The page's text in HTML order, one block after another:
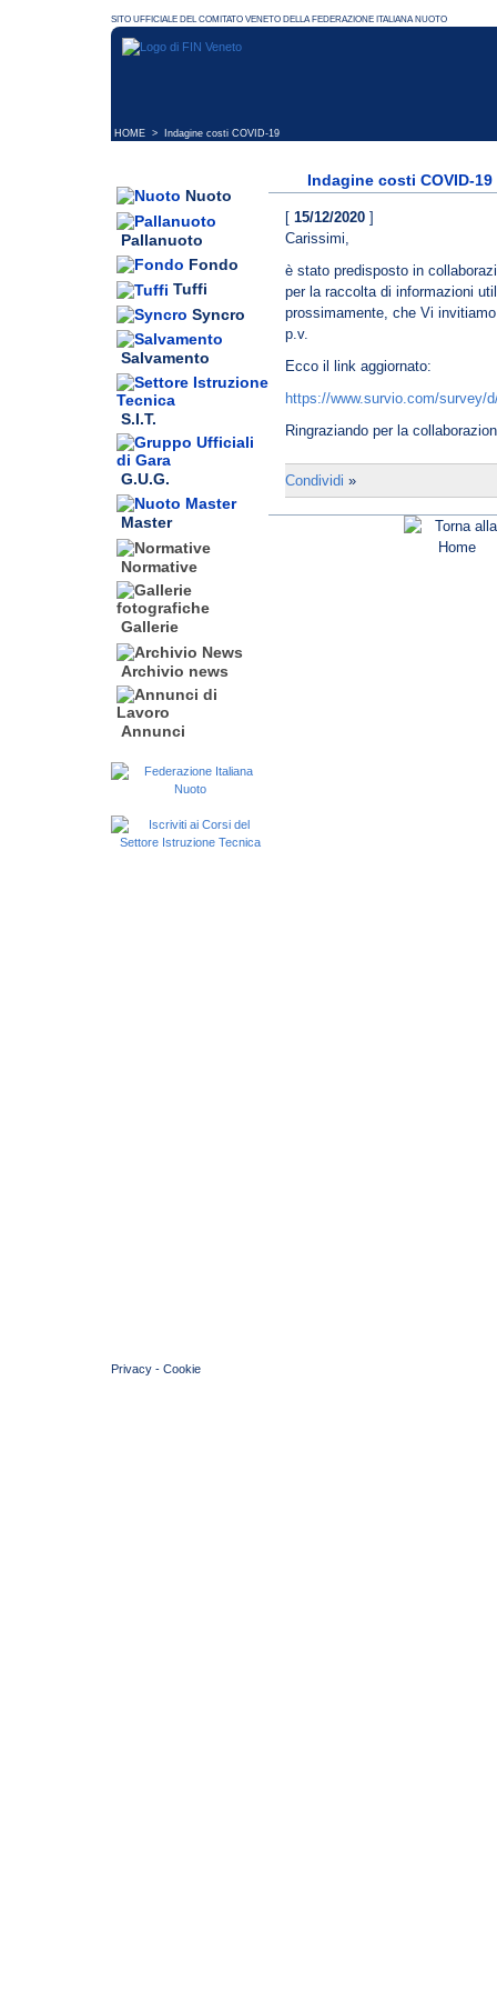
HOME > Indagine costi COVID-19
Nuoto
Pallanuoto
Fondo
Tuffi
Syncro
Salvamento
S.I.T.
G.U.G.
Master
Normative
Gallerie
Archivio news
Annunci
Indagine costi COVID-19
[ 15/12/2020 ]
Carissimi,
è stato predisposto in
per la raccolta di informazioni
prossimamente, che Vi
p.v.
Ecco il link aggiornato:
https://www.survio.com/survey/
Ringraziando per la
Condividi »
Privacy - Cookie